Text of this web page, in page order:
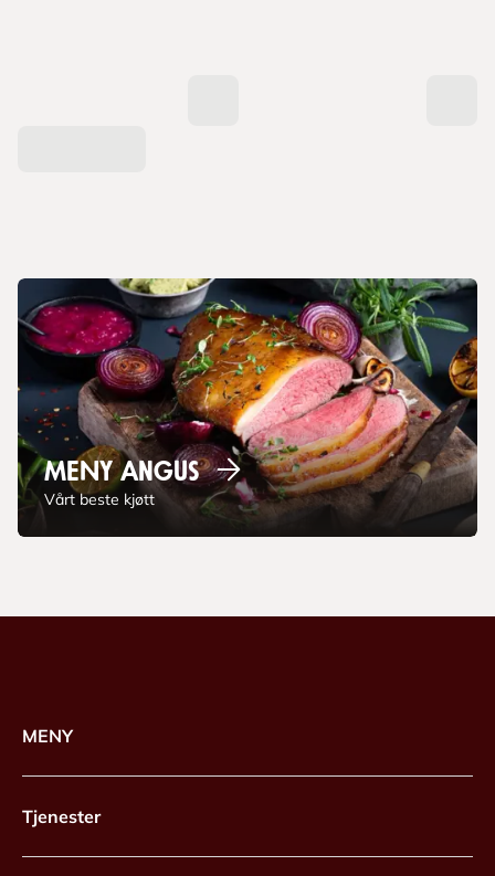
MENY Angus
Vårt beste kjøtt
MENY
Tjenester